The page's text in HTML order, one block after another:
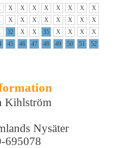
X X X X X X X
X
X X X X X X X
X
32 X X 35 X X X
X
45 46 47 48 49 50 51
52
Kihlström
Nysäter
695078